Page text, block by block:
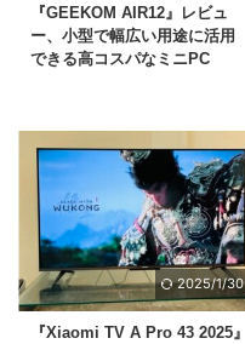
『GEEKOM AIR12』レビュ
ー、小型で幅広い用途に活用
できる高コスパなミニPC
2025/1/30
『Xiaomi TV A Pro 43 2025』